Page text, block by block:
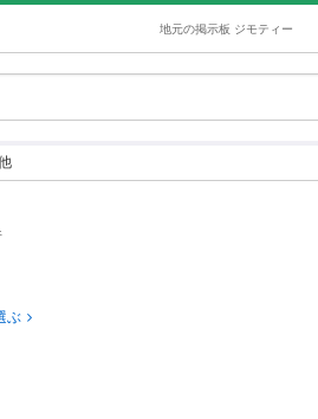
地元の掲示板 ジモティー
ぶ